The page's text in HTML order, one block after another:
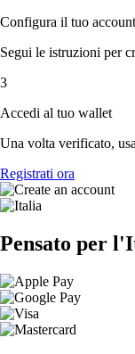
Configura il tuo account
Segui le istruzioni per
3
Accedi al tuo wallet
Una volta verificato,
Registrati ora
Pensato per